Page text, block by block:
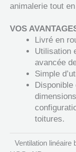
animalerie tout
VOS
Livré en
Utilisation
avancée
Simple
Disponible
toitures.
Ventilation linéaire